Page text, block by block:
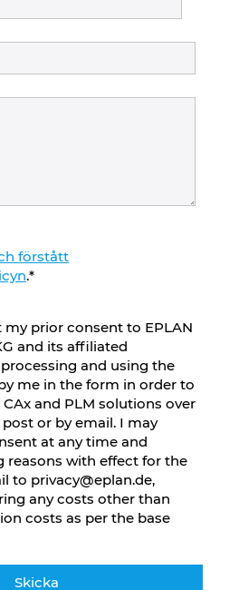
förstått
.*
my prior consent to EPLAN
and its affiliated
and using the
me in the form in order to
and PLM solutions over
or by email. I may
at any time and
reasons with effect for the
to privacy@eplan.de,
any costs other than
costs as per the base